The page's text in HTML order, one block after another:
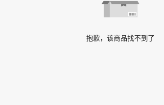
抱歉，该商品找不到了